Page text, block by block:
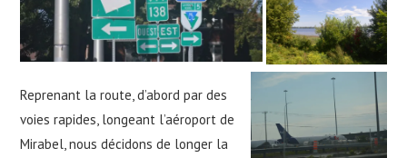
Reprenant la route, d’abord par des
voies rapides, longeant l’aéroport de
Mirabel, nous décidons de longer la